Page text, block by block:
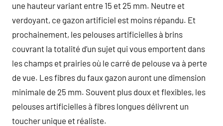
une hauteur variant entre 15 et 25 mm. Neutre et
verdoyant, ce gazon artificiel est moins répandu. Et
prochainement, les pelouses artificielles à brins
couvrant la totalité d’un sujet qui vous emportent dans
les champs et prairies où le carré de pelouse va à perte
de vue. Les fibres du faux gazon auront une dimension
minimale de 25 mm. Souvent plus doux et flexibles, les
pelouses artificielles à fibres longues délivrent un
toucher unique et réaliste.